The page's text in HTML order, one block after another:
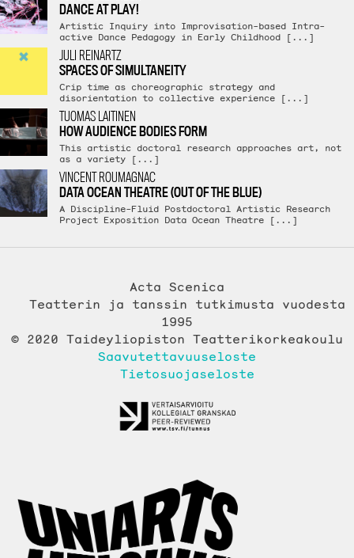
DANCE AT PLAY!
Artistic Inquiry into Improvisation-based Intra-
active Dance Pedagogy in Early Childhood [...]
JULI REINARTZ
SPACES OF SIMULTANEITY
Crip time as choreographic strategy and
disorientation to collective experience [...]
TUOMAS LAITINEN
HOW AUDIENCE BODIES FORM
This artistic doctoral research approaches art, not
as a variety [...]
VINCENT ROUMAGNAC
DATA OCEAN THEATRE (OUT OF THE BLUE)
A Discipline-Fluid Postdoctoral Artistic Research
Project Exposition Data Ocean Theatre [...]
Acta Scenica
Teatterin ja tanssin tutkimusta vuodesta
1995
© 2020 Taideyliopiston Teatterikorkeakoulu
Saavutettavuuseloste
Tietosuojaseloste